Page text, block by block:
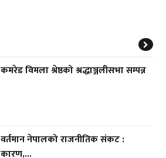
कमरेड विमला श्रेष्ठको श्रद्धाञ्जलीसभा सम्पन्न
वर्तमान नेपालको राजनीतिक संकट :
कारण,...